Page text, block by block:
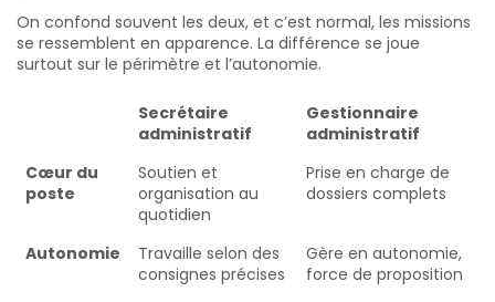
On confond souvent les deux, et c’est normal, les missions
se ressemblent en apparence. La différence se joue
surtout sur le périmètre et l’autonomie.
Secrétaire
administratif
Gestionnaire
administratif
Cœur du
poste
Soutien et
organisation au
quotidien
Prise en charge de
dossiers complets
Autonomie
Travaille selon des
consignes précises
Gère en autonomie,
force de proposition